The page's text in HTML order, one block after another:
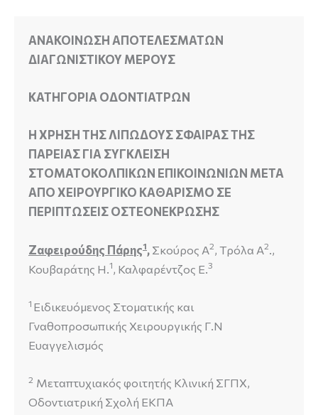
ΑΝΑΚΟΙΝΩΣΗ ΑΠΟΤΕΛΕΣΜΑΤΩΝ
ΔΙΑΓΩΝΙΣΤΙΚΟΥ ΜΕΡΟΥΣ
ΚΑΤΗΓΟΡΙΑ ΟΔΟΝΤΙΑΤΡΩΝ
Η ΧΡΗΣΗ ΤΗΣ ΛΙΠΩΔΟΥΣ ΣΦΑΙΡΑΣ ΤΗΣ
ΠΑΡΕΙΑΣ ΓΙΑ ΣΥΓΚΛΕΙΣΗ
ΣΤΟΜΑΤΟΚΟΛΠΙΚΩΝ ΕΠΙΚΟΙΝΩΝΙΩΝ ΜΕΤΑ
ΑΠΟ ΧΕΙΡΟΥΡΓΙΚΟ ΚΑΘΑΡΙΣΜΟ ΣΕ
ΠΕΡΙΠΤΩΣΕΙΣ ΟΣΤΕΟΝΕΚΡΩΣΗΣ
Ζαφειρούδης Πάρης1, Σκούρος Α2, Τρόλα Α2 .,
Κουβαράτης Η. 1, Καλφαρέντζος Ε. 3
1 Ειδικευόμενος Στοματικής και
Γναθοπροσωπικής Χειρουργικής Γ.Ν
Ευαγγελισμός
2 Μεταπτυχιακός φοιτητής Κλινική ΣΓΠΧ,
Οδοντιατρική Σχολή ΕΚΠΑ